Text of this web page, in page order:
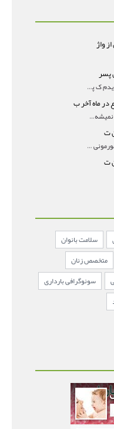
واژ
پسر
مال من ۱۶۸بود و نینی پسره تو خابم دوبار دیدم ک پسره
در ماه آخر ب
سلام مگه مصرف ویتامین دی هرروز توصیه نمیشه؟درمقاله میگه
ت
سلام برای تشخیص دقیق، چه آزمایش‌های هورمونی و چه سونوگر
ت
سلامت بانوان
متخصص زنان
سونوگرافی بارداری